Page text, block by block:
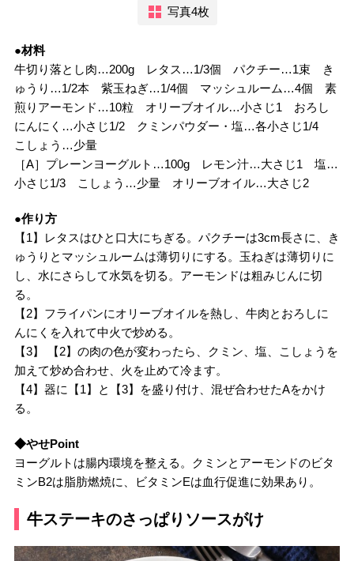
写真4枚
●材料
牛切り落とし肉…200g レタス…1/3個 パクチー…1束 き
ゅうり…1/2本 紫玉ねぎ…1/4個 マッシュルーム…4個 素
煎りアーモンド…10粒 オリーブオイル…小さじ1 おろし
にんにく…小さじ1/2 クミンパウダー・塩…各小さじ1/4
こしょう…少量
［A］プレーンヨーグルト…100g レモン汁…大さじ1 塩…
小さじ1/3 こしょう…少量 オリーブオイル…大さじ2
●作り方
【1】レタスはひと口大にちぎる。パクチーは3cm長さに、き
ゅうりとマッシュルームは薄切りにする。玉ねぎは薄切りに
し、水にさらして水気を切る。アーモンドは粗みじんに切
る。
【2】フライパンにオリーブオイルを熱し、牛肉とおろしに
んにくを入れて中火で炒める。
【3】 【2】の肉の色が変わったら、クミン、塩、こしょうを
加えて炒め合わせ、火を止めて冷ます。
【4】器に【1】と【3】を盛り付け、混ぜ合わせたAをかけ
る。
◆やせPoint
ヨーグルトは腸内環境を整える。クミンとアーモンドのビタ
ミンB2は脂肪燃焼に、ビタミンEは血行促進に効果あり。
牛ステーキのさっぱりソースがけ